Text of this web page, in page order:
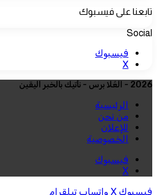
تابعنا على فيسبوك
Social
فيسبوك
‫X
2026 - العُلا برس - نأتيك بالخبر اليقين
الرئيسية
من نحن
للإعلان
الخصوصية
فيسبوك
‫X
فيسبوك ‫X واتساب تيلقرام